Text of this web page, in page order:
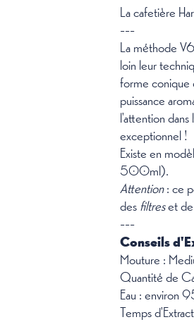
La cafetière
---
La méthode
loin leur
forme
puissance
l'attention
exceptionnel !
Existe en
500ml).
Attention: ce
desfiltreset
---
Conseils
Mouture :
Quantité de
Eau : environ
Temps